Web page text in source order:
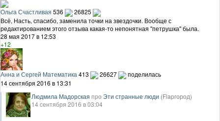
Ольга Счастливая 536
26825
Всё, Насть, спасибо, заменила точки на звездочки. Вообще с
редактированием этого отзыва какая-то непонятная "петрушка" была.
28 мая 2017 в 12:53
+12
Анна и Сергей Математика 413 26627
поделилась
14 сентября 2016 в 13:31
Людмила Мадорская про Эти странные люди (Flapгород)
14 сентября 2016 в 03:04